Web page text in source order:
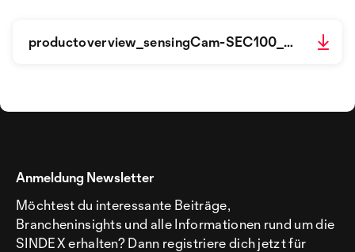
productoverview_sensingCam-SEC100_g601993_de.pdf
Anmeldung Newsletter
Möchtest du interessante Beiträge,
Brancheninsights und alle Informationen rund um die
SINDEX erhalten? Dann registriere dich jetzt für